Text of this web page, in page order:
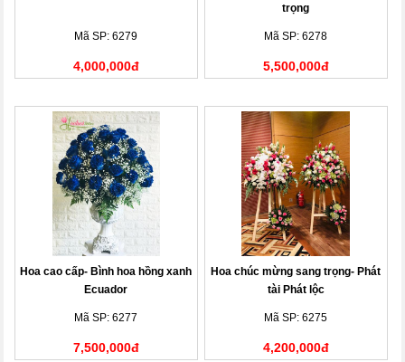
Mã SP: 6279
4,000,000đ
trọng
Mã SP: 6278
5,500,000đ
Hoa cao cấp- Bình hoa hồng xanh
Ecuador
Mã SP: 6277
7,500,000đ
Hoa chúc mừng sang trọng- Phát
tài Phát lộc
Mã SP: 6275
4,200,000đ